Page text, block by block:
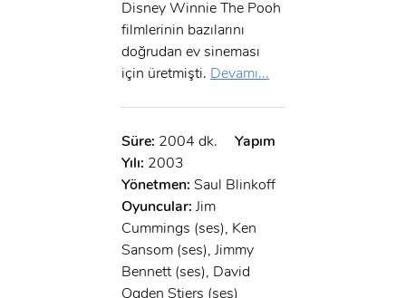
Disney Winnie The Pooh
filmlerinin bazılarını
doğrudan ev sineması
için üretmişti. Devamı...
Süre: 2004 dk.
Yapım
Yılı: 2003
Yönetmen: Saul Blinkoff
Oyuncular: Jim
Cummings (ses), Ken
Sansom (ses), Jimmy
Bennett (ses), David
Ogden Stiers (ses)